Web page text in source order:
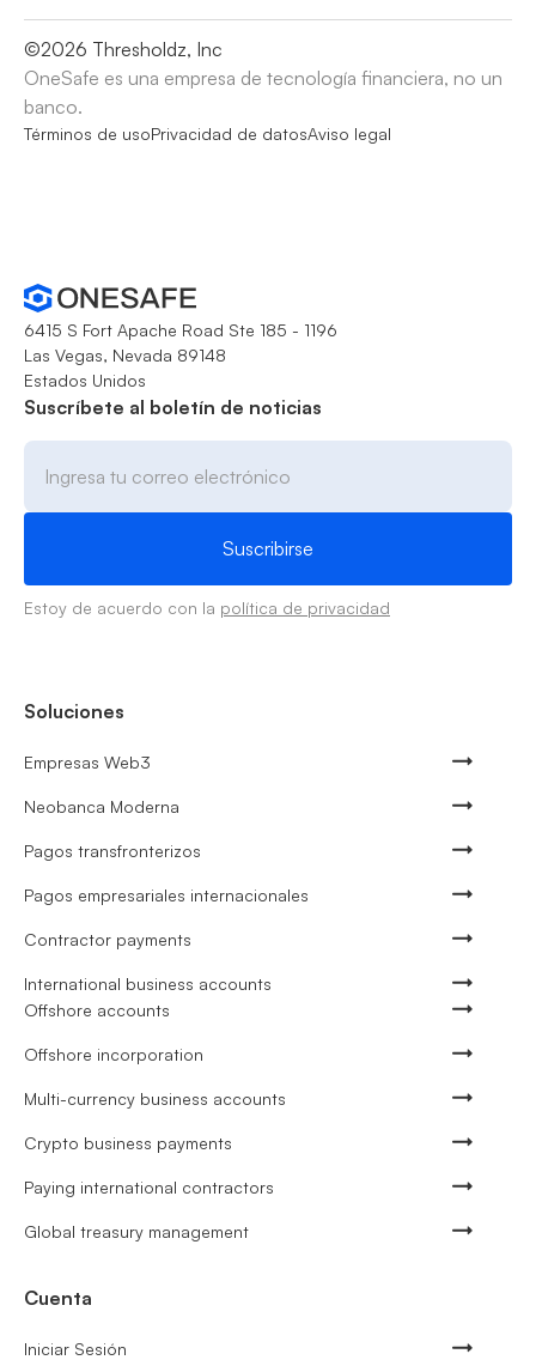
©2026 Thresholdz, Inc
OneSafe es una empresa de tecnología financiera, no un
banco.
Términos de usoPrivacidad de datosAviso legal
6415 S Fort Apache Road Ste 185 - 1196
Las Vegas, Nevada 89148
Estados Unidos
Suscríbete al boletín de noticias
Estoy de acuerdo con la política de privacidad
Soluciones
Empresas Web3
Neobanca Moderna
Pagos transfronterizos
Pagos empresariales internacionales
Contractor payments
International business accounts
Offshore accounts
Offshore incorporation
Multi-currency business accounts
Crypto business payments
Paying international contractors
Global treasury management
Cuenta
Iniciar Sesión